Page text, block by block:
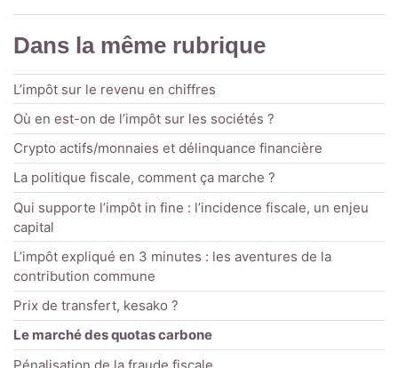
Dans la même rubrique
L’impôt sur le revenu en chiffres
Où en est-on de l’impôt sur les sociétés ?
Crypto actifs/monnaies et délinquance financière
La politique fiscale, comment ça marche ?
Qui supporte l’impôt in fine : l’incidence fiscale, un enjeu
capital
L’impôt expliqué en 3 minutes : les aventures de la
contribution commune
Prix de transfert, kesako ?
Le marché des quotas carbone
Pénalisation de la fraude fiscale